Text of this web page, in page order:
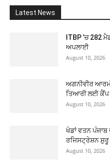
Latest News
ITBP ’ਚ 282
ਅਪਲਾਈ
August 10, 2026
ਅਗਨੀਵੀਰ
ਤਿਆਰੀ ਲਈ ਕੈਂਪ
August 10, 2026
ਖੇਡਾਂ ਵਤਨ
ਰਜਿਸਟ੍ਰੇਸ਼ਨ ਸ਼ੁਰੂ
August 10, 2026